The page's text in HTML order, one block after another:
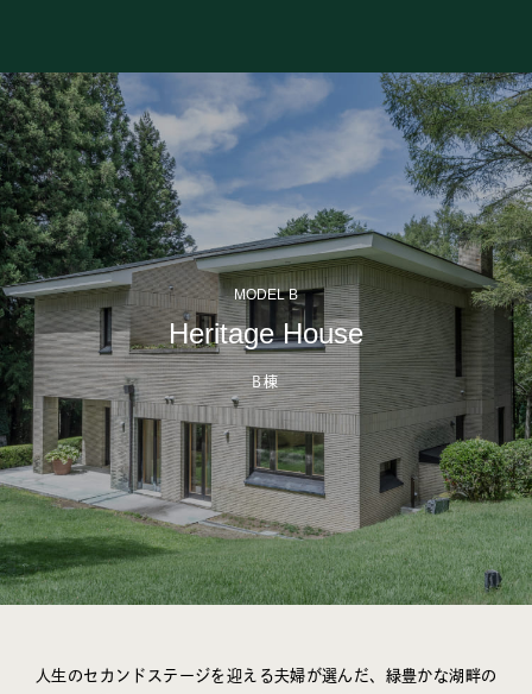
MODEL B
Heritage House
B棟
人生のセカンドステージを迎える夫婦が選んだ、緑豊かな湖畔の